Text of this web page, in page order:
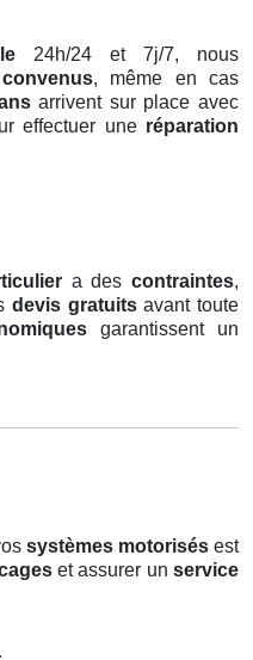
24h/24 et 7j/7, nous
, même en cas
arrivent sur place avec
effectuer une réparation
a descontraintes,
devis gratuitsavant toute
garantissent un
systèmes motorisés est
et assurer un service